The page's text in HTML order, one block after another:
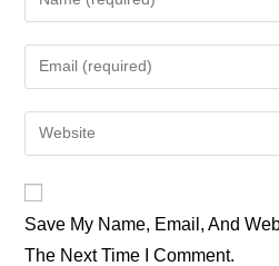
Your
Name
Or
To
Comment
Enter
Your
Email
Address
Enter
Your
URL
(optional)
Save My Name, Email, And
The Next Time I Comment.